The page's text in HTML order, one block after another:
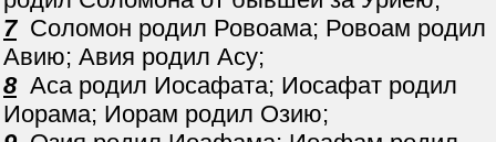
7Соломон родил Ровоама; Ровоам родил
Авию; Авия родил Асу;
8Аса родил Иосафата; Иосафат родил
Иорама; Иорам родил Озию;